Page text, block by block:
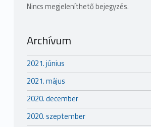
Nincs megjeleníthető bejegyzés.
Archívum
2021. június
2021. május
2020. december
2020. szeptember